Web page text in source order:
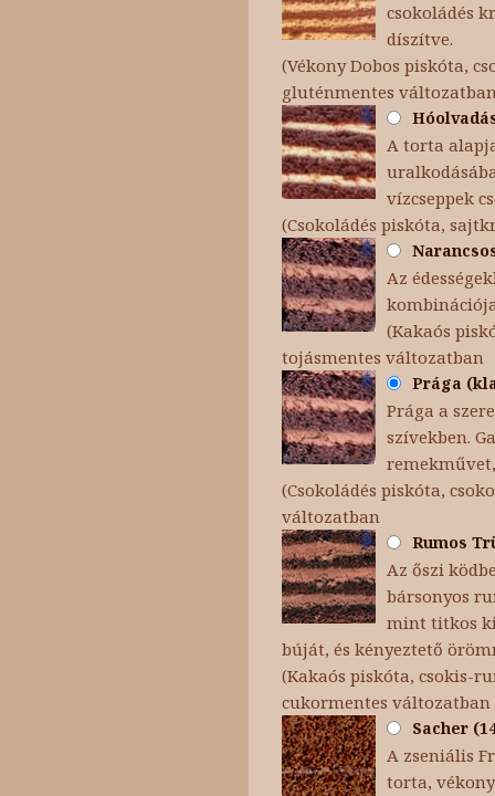
csokoládés
díszítve.
(Vékony Dobos piskóta,
gluténmentes
A torta
vízcseppek
(Csokoládés piskóta,
Az
(Kakaós
tojásmentes változatban
Prága
Prága a
szívekben.
(Csokoládés piskóta,
változatban
Rumos
Az őszi
bársonyos
mint titkos
búját, és kényeztető
(Kakaós piskóta, csokis-
cukormentes változatban
Sacher
A zseniális
torta,